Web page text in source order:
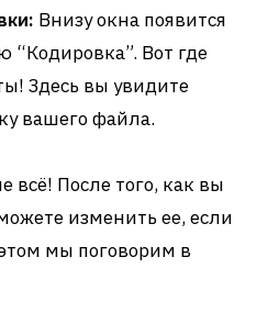
Внизу окна появится
Вот где
Здесь вы увидите
вашего файла.
всё! После того, как вы
изменить ее, если
мы поговорим в